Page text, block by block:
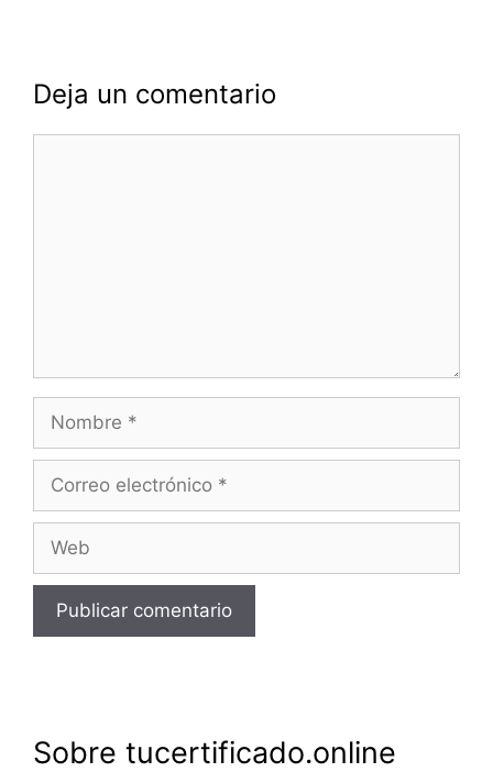
Deja un comentario
electrónico
Sobre tucertificado.online